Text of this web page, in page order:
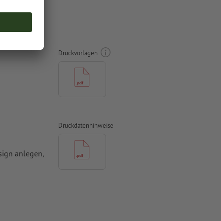
anlegen,
Druckvorlagen
Druckdatenhinweise